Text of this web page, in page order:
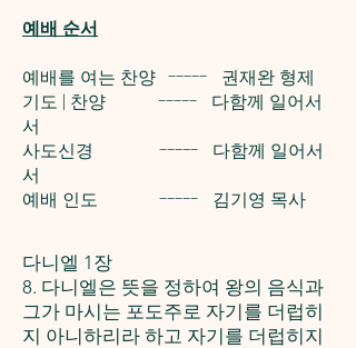
예배 순서
예배를 여는 찬양 ----- 권재완 형제
기도 | 찬양 ----- 다함께 일어서
서
사도신경 ----- 다함께 일어서
서
예배 인도 ----- 김기영 목사
다니엘 1장
8. 다니엘은 뜻을 정하여 왕의 음식과
그가 마시는 포도주로 자기를 더럽히
지 아니하리라 하고 자기를 더럽히지